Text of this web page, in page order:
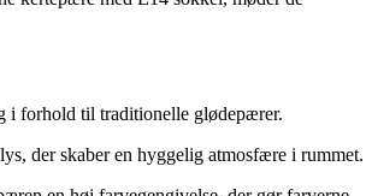
i forhold til traditionelle glødepærer.
der skaber en hyggelig atmosfære i rummet.